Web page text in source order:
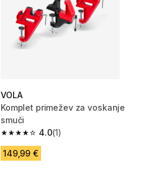
VOLA
Komplet primežev za voskanje
smuči
4.0
4.0 od 5 zvezdic from 1 ocene
(1)
149,99 €